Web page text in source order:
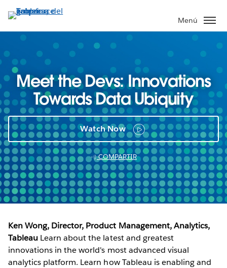
contenido
principal
Menú
Meet the Devs: Innovations
Towards Data Ubiquity
Watch Now
COMPARTIR
Ken Wong, Director, Product Management, Analytics,
Tableau Learn about the latest and greatest
innovations in the world's most advanced visual
analytics platform. Learn how Tableau is enabling and